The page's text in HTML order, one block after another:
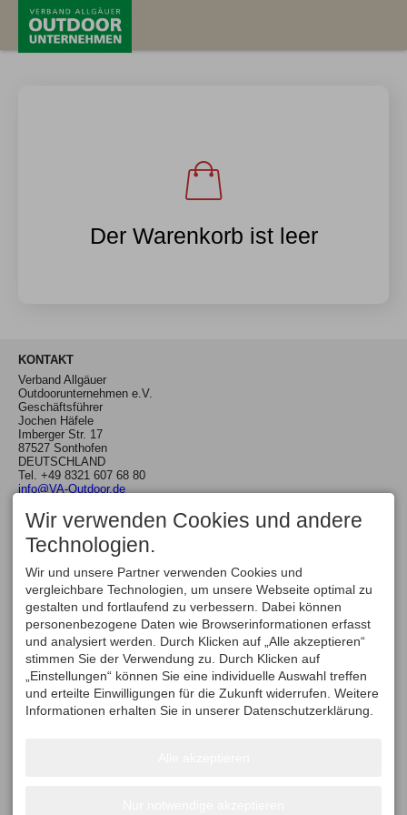
Der Warenkorb ist leer
KONTAKT
Verband Allgäuer
Outdoorunternehmen e.V.
Geschäftsführer
Jochen Häfele
Imberger Str. 17
87527 Sonthofen
DEUTSCHLAND
Tel. +49 8321 607 68 80
info@VA-Outdoor.de
Die Europäische Stimme für
geführte Outdoor Aktivitäten
Wir verwenden Cookies und andere
Technologien.
Wir und unsere Partner verwenden Cookies und
vergleichbare Technologien, um unsere Webseite optimal zu
gestalten und fortlaufend zu verbessern. Dabei können
personenbezogene Daten wie Browserinformationen erfasst
und analysiert werden. Durch Klicken auf „Alle akzeptieren“
stimmen Sie der Verwendung zu. Durch Klicken auf
„Einstellungen“ können Sie eine individuelle Auswahl treffen
und erteilte Einwilligungen für die Zukunft widerrufen. Weitere
Informationen erhalten Sie in unserer Datenschutzerklärung.